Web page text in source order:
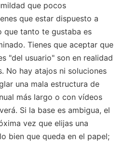
que pocos
que estar dispuesto a
que tanto te gustaba es
Tienes que aceptar que
"del usuario" son en realidad
No hay atajos ni soluciones
una mala estructura de
más largo o con vídeos
Si la base es ambigua, el
vez que elijas una
bien que queda en el papel;